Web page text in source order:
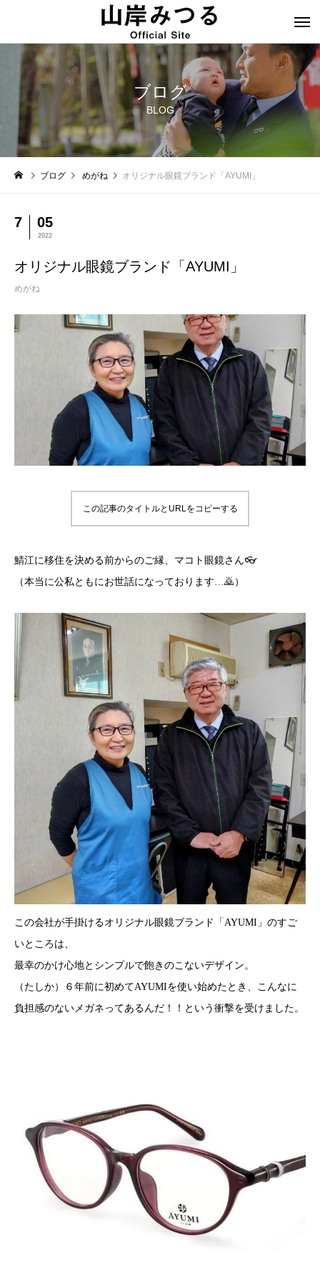
ブログ
BLOG
ブログ めがね オリジナル眼鏡ブランド「AYUMI」
7 05
2022
オリジナル眼鏡ブランド「AYUMI」
めがね
この記事のタイトルとURLをコピーする
鯖江に移住を決める前からのご縁、マコト眼鏡さん👓
（本当に公私ともにお世話になっております…🙇）
この会社が手掛けるオリジナル眼鏡ブランド「AYUMI」のすご
いところは、
最幸のかけ心地とシンプルで飽きのこないデザイン。
（たしか）６年前に初めてAYUMIを使い始めたとき、こんなに
負担感のないメガネってあるんだ！！という衝撃を受けました。